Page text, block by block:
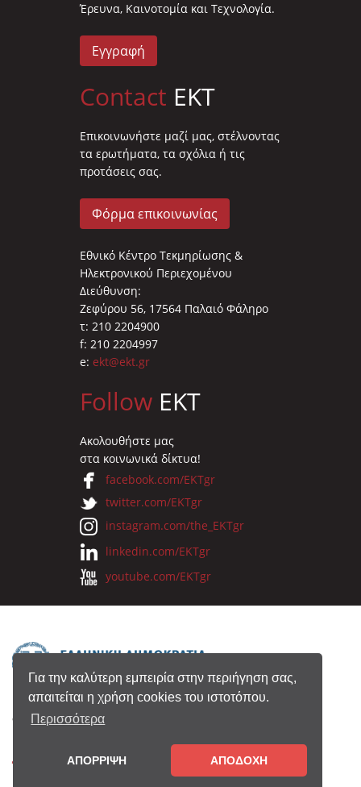
Για την καλύτερη εμπειρία στην περιήγηση σας,
απαιτείται η χρήση cookies του ιστοτόπου.
Περισσότερα
ΑΠΟΡΡΙΨΗ ΑΠΟΔΟΧΗ
Έρευνα, Καινοτομία και Τεχνολογία.
Εγγραφή
Contact EKT
Επικοινωνήστε μαζί μας, στέλνοντας
τα ερωτήματα, τα σχόλια ή τις
προτάσεις σας.
Φόρμα επικοινωνίας
Εθνικό Κέντρο Τεκμηρίωσης &
Ηλεκτρονικού Περιεχομένου
Διεύθυνση:
Ζεφύρου 56, 17564 Παλαιό Φάληρο
τ: 210 2204900
f: 210 2204997
e: ekt@ekt.gr
Follow EKT
Ακολουθήστε μας
στα κοινωνικά δίκτυα!
facebook.com/EKTgr
twitter.com/EKTgr
instagram.com/the_EKTgr
linkedin.com/EKTgr
youtube.com/EKTgr
© 2026 Eθνικό Κέντρο Τεκμηρίωσης
Όροι Χρήσης•Πολιτική Απορρήτου •Copyright